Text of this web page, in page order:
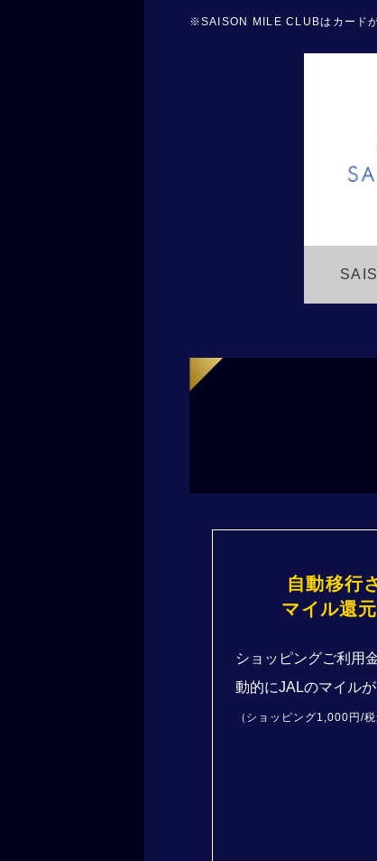
SAISON MILE CLUBはカード
自動移行
マイル還
ショッピングご利用
動的にJALのマイルが
（ショッピング1,000円/